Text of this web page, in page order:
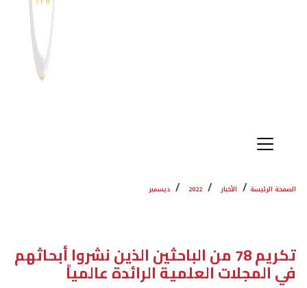
الصفحة الرئيسة الأخبار 2022 ديسمبر
تكريم 78 من الباحثين الذين نشروا أبحاثهم
في المجلات العلمية الرائدة عالمياً